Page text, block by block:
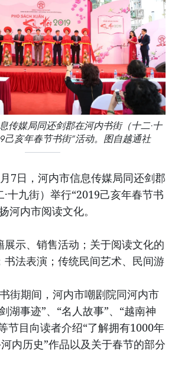
传媒局同还剑郡在河内书街（十二·十
己亥年春节书街”活动。图自越通社
7日，河内市信息传媒局同还剑郡
十九街）举行“2019己亥年春节书
河内市阅读文化。
展示、销售活动；关于阅读文化的
书法表演；传统民间艺术、民间游
街期间，河内市嘲剧院同河内市
湖事迹”、“名人故事”、“越南神
节目向读者介绍“了解拥有1000年
内历史”作品以及关于春节的部分